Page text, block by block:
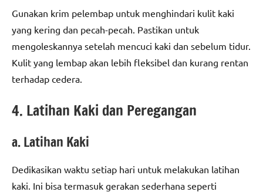
Gunakan krim pelembap untuk menghindari kulit kaki
yang kering dan pecah-pecah. Pastikan untuk
mengoleskannya setelah mencuci kaki dan sebelum tidur.
Kulit yang lembap akan lebih fleksibel dan kurang rentan
terhadap cedera.
4. Latihan Kaki dan Peregangan
a. Latihan Kaki
Dedikasikan waktu setiap hari untuk melakukan latihan
kaki. Ini bisa termasuk gerakan sederhana seperti